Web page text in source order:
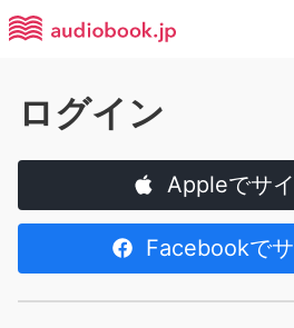
ログイン
Appleでサ
Facebookで